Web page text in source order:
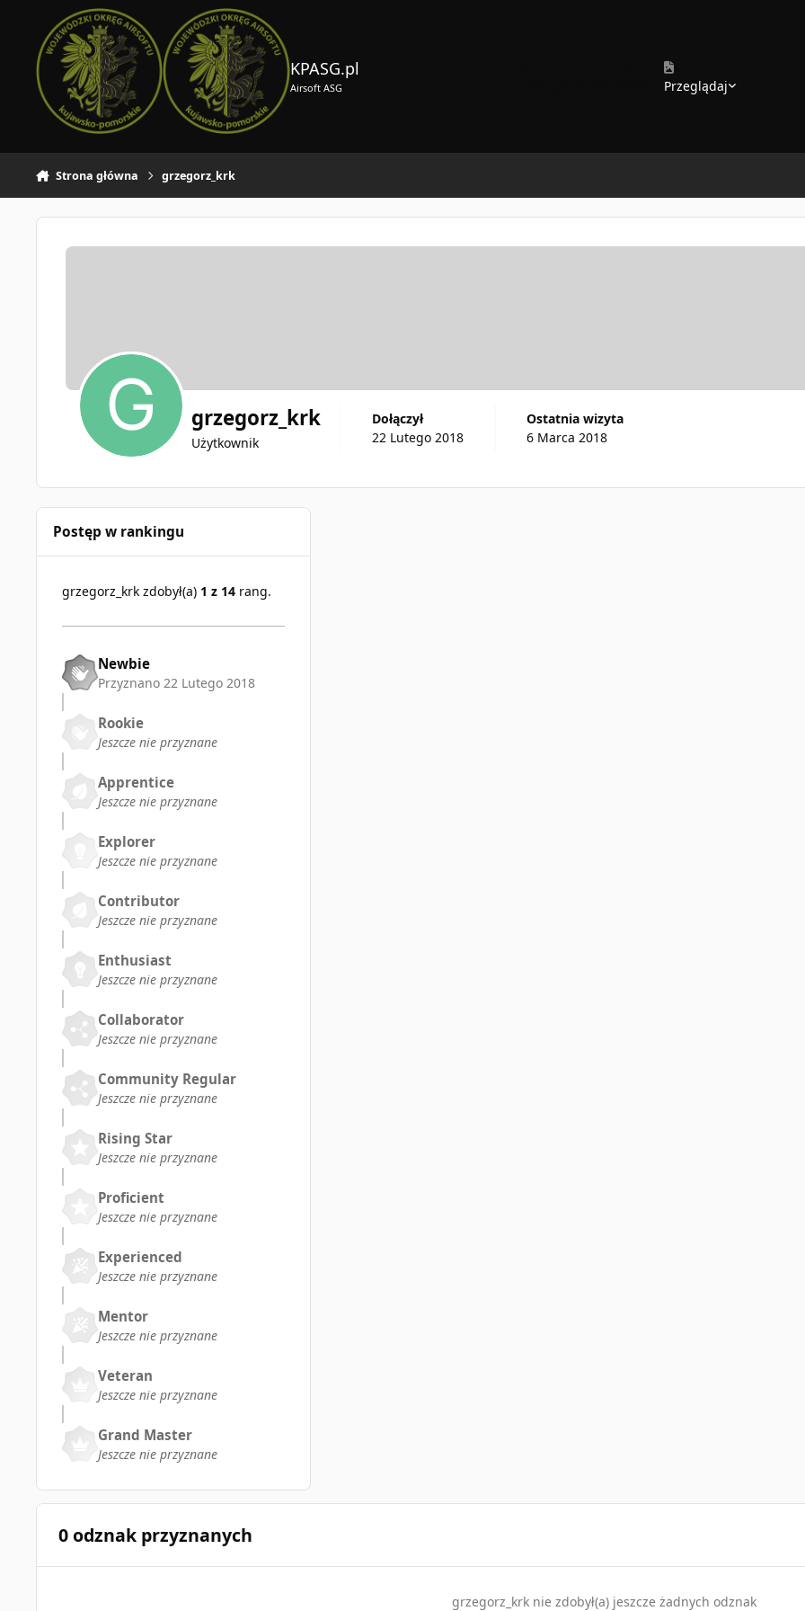
Skocz do zawartości
KPASG.pl
Airsoft ASG Przeglądaj
Strona główna grzegorz_krk
grzegorz_krk
Użytkownik
Dołączył
22 Lutego 2018
Ostatnia wizyta
6 Marca 2018
Postęp w rankingu
grzegorz_krk zdobył(a) 1 z 14 rang.
Newbie
Przyznano 22 Lutego 2018
Rookie
Jeszcze nie przyznane
Apprentice
Jeszcze nie przyznane
Explorer
Jeszcze nie przyznane
Contributor
Jeszcze nie przyznane
Enthusiast
Jeszcze nie przyznane
Collaborator
Jeszcze nie przyznane
Community Regular
Jeszcze nie przyznane
Rising Star
Jeszcze nie przyznane
Proficient
Jeszcze nie przyznane
Experienced
Jeszcze nie przyznane
Mentor
Jeszcze nie przyznane
Veteran
Jeszcze nie przyznane
Grand Master
Jeszcze nie przyznane
0 odznak przyznanych
grzegorz_krk nie zdobył(a) jeszcze żadnych odznak